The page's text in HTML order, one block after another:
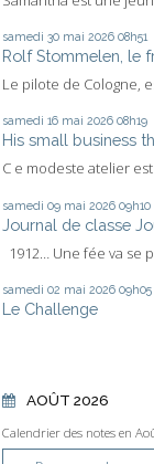
samedi 30 mai 2026 08h51
Rolf Stommelen, le
Le pilote de Cologne,
samedi 16 mai 2026 08h19
His small business
C e modeste atelier est
samedi 09 mai 2026 09h10
Journal de classe
1912… Une fée va se
samedi 02 mai 2026 09h05
Le Challenge
AOÛT 2026
Calendrier des notes en